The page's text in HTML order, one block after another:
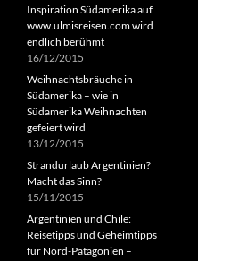
Inspiration Südamerika auf
www.ulmisreisen.com wird
endlich berühmt
16/12/2015
Weihnachtsbräuche in
Südamerika – wie in
Südamerika Weihnachten
gefeiert wird
13/12/2015
Strandurlaub Argentinien?
Macht das Sinn?
15/11/2015
Argentinien und Chile:
Reisetipps und Geheimtipps
für Nord-Patagonien –